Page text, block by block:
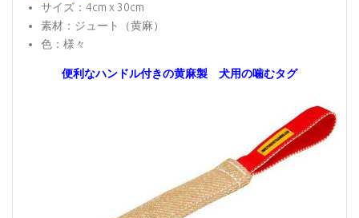
サイズ：4cm x 30cm
素材：ジュート（黄麻）
色：様々
便利なハンドル付きの黄麻製 犬用の噛むタグ